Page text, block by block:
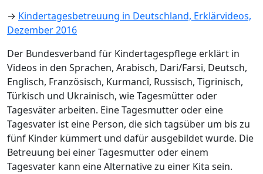
→ Kindertagesbetreuung in Deutschland, Erklärvideos,
Dezember 2016
Der Bundesverband für Kindertagespflege erklärt in
Videos in den Sprachen, Arabisch, Dari/Farsi, Deutsch,
Englisch, Französisch, Kurmancî, Russisch, Tigrinisch,
Türkisch und Ukrainisch, wie Tagesmütter oder
Tagesväter arbeiten. Eine Tagesmutter oder eine
Tagesvater ist eine Person, die sich tagsüber um bis zu
fünf Kinder kümmert und dafür ausgebildet wurde. Die
Betreuung bei einer Tagesmutter oder einem
Tagesvater kann eine Alternative zu einer Kita sein.